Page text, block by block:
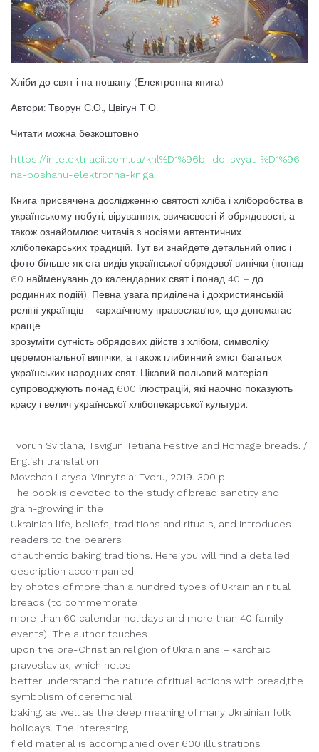
Хліби до свят і на пошану (Електронна книга)
Автори: Творун С.О., Цвігун Т.О.
Читати можна безкоштовно
https://intelektnacii.com.ua/khl%D1%96bi-do-svyat-%D1%96-
na-poshanu-elektronna-kniga
Книга присвячена дослідженню святості хліба і хліборобства в
українському побуті, віруваннях, звичаєвості й обрядовості, а
також ознайомлює читачів з носіями автентичних
хлібопекарських традицій. Тут ви знайдете детальний опис і
фото більше як ста видів української обрядової випічки (понад
60 найменувань до календарних свят і понад 40 – до
родинних подій). Певна увага приділена і дохристиянській
релігії українців – «архаїчному православ’ю», що допомагає
краще
зрозуміти сутність обрядових дійств з хлібом, символіку
церемоніальної випічки, а також глибинний зміст багатьох
українських народних свят. Цікавий польовий матеріал
супроводжують понад 600 ілюстрацій, які наочно показують
красу і велич української хлібопекарської культури.
Tvorun Svitlana, Tsvigun Tetiana Festive and Homage breads. /
English translation
Movchan Larysa. Vinnytsia: Tvoru, 2019. 300 p.
The book is devoted to the study of bread sanctity and
grain-growing in the
Ukrainian life, beliefs, traditions and rituals, and introduces
readers to the bearers
of authentic baking traditions. Here you will find a detailed
description accompanied
by photos of more than a hundred types of Ukrainian ritual
breads (to commemorate
more than 60 calendar holidays and more than 40 family
events). The author touches
upon the pre-Christian religion of Ukrainians – «archaic
pravoslavia», which helps
better understand the nature of ritual actions with bread,the
symbolism of ceremonial
baking, as well as the deep meaning of many Ukrainian folk
holidays. The interesting
field material is accompanied over 600 illustrations